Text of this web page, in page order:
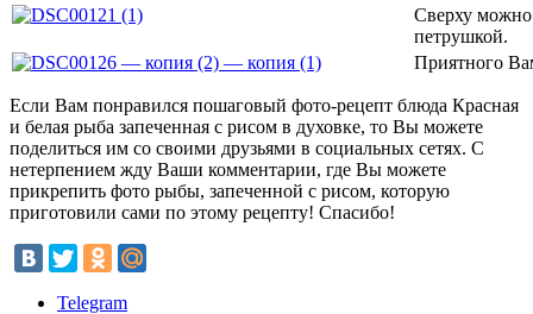
Сверху
петрушкой.
Приятного
Если Вам понравился пошаговый фото-рецепт блюда Красная
и белая рыба запеченная с рисом в духовке, то Вы можете
поделиться им со своими друзьями в социальных сетях. С
нетерпением жду Ваши комментарии, где Вы можете
прикрепить фото рыбы, запеченной с рисом, которую
приготовили сами по этому рецепту! Спасибо!
Telegram